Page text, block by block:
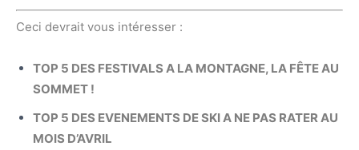
Ceci devrait vous intéresser :
TOP 5 DES FESTIVALS A LA MONTAGNE, LA FÊTE AU
SOMMET !
TOP 5 DES EVENEMENTS DE SKI A NE PAS RATER AU
MOIS D’AVRIL